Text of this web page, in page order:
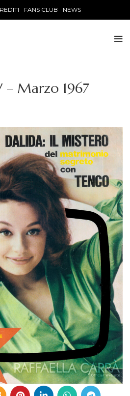
FANS CLUB NEWS
– Marzo 1967